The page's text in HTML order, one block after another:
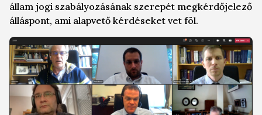
állam jogi szabályozásának szerepét megkérdőjelező
álláspont, ami alapvető kérdéseket vet föl.